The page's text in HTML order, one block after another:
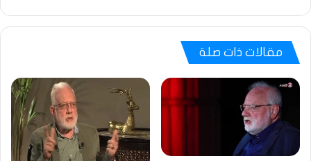
مقالات ذات صلة